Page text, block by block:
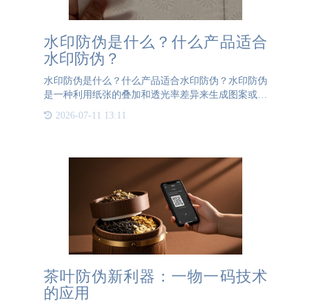
水印防伪是什么？什么产品适合
水印防伪？
水印防伪是什么？什么产品适合水印防伪？水印防伪
是一种利用纸张的叠加和透光率差异来生成图案或文
中却需要极高的精度和专业设备。水印防伪技术的核
2026-07-11 13:11
茶叶防伪新利器：一物一码技术
的应用